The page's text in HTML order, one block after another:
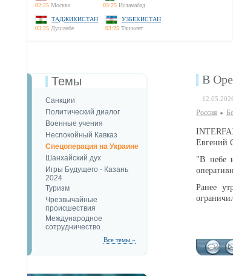
02:25 Москва
03:25 Исламабад
ТАДЖИКИСТАН
03:25 Душанбе
УЗБЕКИСТАН
03:25 Ташкент
Темы
Санкции
Политический диалог
Военные учения
Неспокойный Кавказ
Спецоперация на Украине
Шанхайский дух
Игры Будущего - Казань
2024
Туризм
Чрезвычайные
происшествия
Международное
сотрудничество
Все темы »
В
Россия
Евгений
"В небе
Ранее